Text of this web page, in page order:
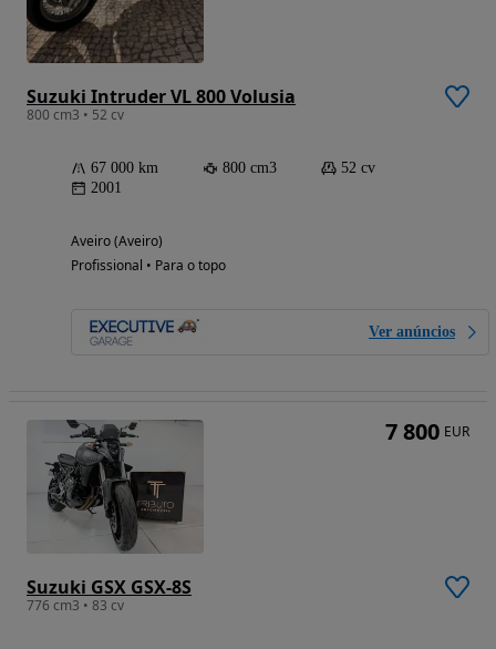
Suzuki Intruder VL 800 Volusia
800 cm3 • 52 cv
67 000 km 800 cm3
52 cv
2001
Aveiro (Aveiro)
Profissional • Para o topo
Ver anúncios
Suzuki GSX GSX-8S
776 cm3 • 83 cv
7 800 EUR